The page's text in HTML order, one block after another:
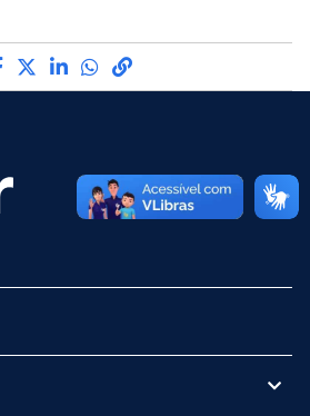
Compartilhe por Facebook
Compartilhe por Twitter
Compartilhe por
Compartilhe por
link para Copiar